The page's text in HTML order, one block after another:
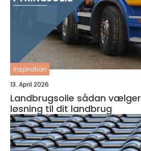
inspiration
13. April 2026
Landbrugsolie sådan vælger du den rigtige
løsning til dit landbrug